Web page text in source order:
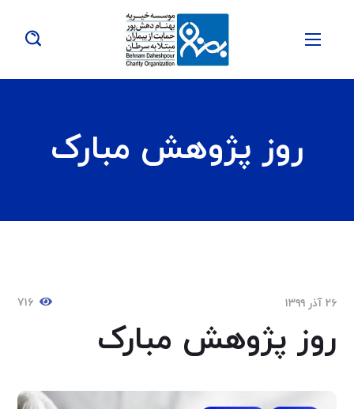
روز پژوهش مبارک
۲۶ آذر ۱۳۹۹ ۷۱۶
روز پژوهش مبارک